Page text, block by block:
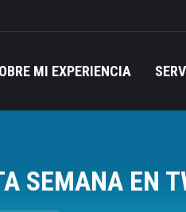
MI EXPERIENCIA
SEMANA EN